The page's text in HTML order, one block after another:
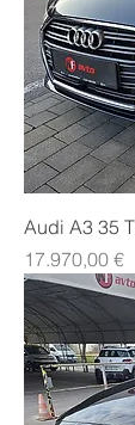
Audi A3 35
Price
17.970,00 €